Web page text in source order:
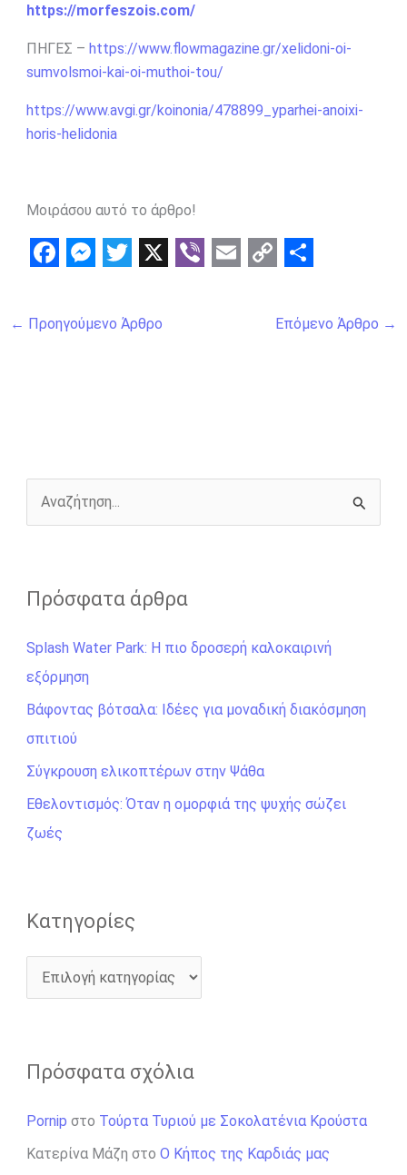
https://morfeszois.com/
ΠΗΓΕΣ – https://www.flowmagazine.gr/xelidoni-oi-
sumvolsmoi-kai-oi-muthoi-tou/
https://www.avgi.gr/koinonia/478899_yparhei-anoixi-
horis-helidonia
Μοιράσου αυτό το άρθρο!
a
c
k
s
e
r
w
i
k
h
a
← Προηγούμενο Άρθρο Επόμενο Άρθρο →
ζ
τ
η
σ
η
γ
ι
α
Πρόσφατα άρθρα
Splash Water Park: Η πιο δροσερή καλοκαιρινή
εξόρμηση
Βάφοντας βότσαλα: Ιδέες για μοναδική διακόσμηση
σπιτιού
Σύγκρουση ελικοπτέρων στην Ψάθα
Εθελοντισμός: Όταν η ομορφιά της ψυχής σώζει
ζωές
Kατηγορίες
Πρόσφατα σχόλια
Pornip στο Τούρτα Τυριού με Σοκολατένια Κρούστα
Κατερίνα Μάζη στο Ο Κήπος της Καρδιάς μας